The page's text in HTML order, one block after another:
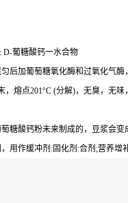
D-葡糖酸钙一水合物
后加葡萄糖氧化酶和过氧化气
熔点201°C (分解)，无臭，无味
糖酸钙粉未来制成的，豆浆会
用作缓冲剂:固化剂:合剂;营养增